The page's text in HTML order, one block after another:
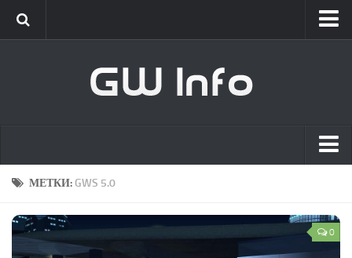
Новости
Интервью
GameWorld
Новости
Главная
Вакансии
МЕТКИ: GWS 5.0
0